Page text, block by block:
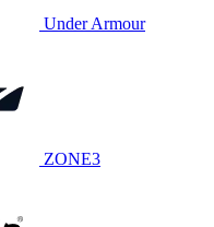
Under Armour
ZONE3